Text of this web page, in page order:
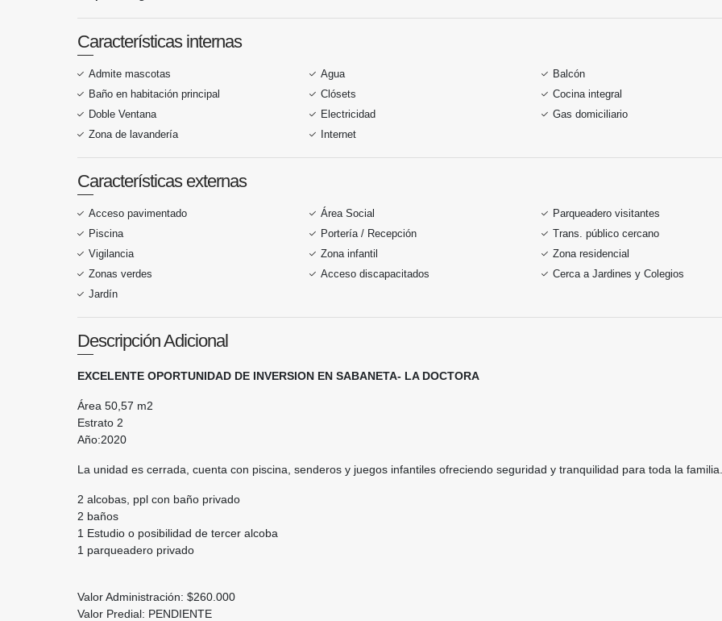
Características internas
Admite mascotas Agua
Balcón
Baño en habitación principal
Clósets
Cocina integral
Doble Ventana
Electricidad
Gas domiciliario
Zona de lavandería
Internet
Características externas
Acceso pavimentado Área Social
Parqueadero visitantes
Piscina
Portería / Recepción
Trans. público cercano
Vigilancia
Zona infantil
Zona residencial
Zonas verdes
Acceso discapacitados
Cerca a Jardines y Colegios
Jardín
Descripción Adicional
EXCELENTE OPORTUNIDAD DE INVERSION EN SABANETA- LA DOCTORA
Área 50,57 m2
Estrato 2
Año:2020
La unidad es cerrada, cuenta con piscina, senderos y juegos infantiles ofreciendo seguridad y tranquilidad para toda la familia.
2 alcobas, ppl con baño privado
2 baños
1 Estudio o posibilidad de tercer alcoba
1 parqueadero privado
Valor Administración: $260.000
Valor Predial: PENDIENTE